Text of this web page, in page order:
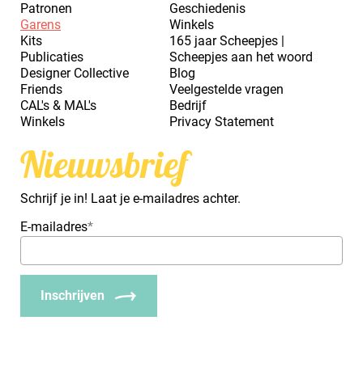
Patronen
Garens
Kits
Publicaties
Designer Collective
Friends
CAL's & MAL's
Winkels
Geschiedenis
Winkels
165 jaar Scheepjes |
Scheepjes aan het woord
Blog
Veelgestelde vragen
Bedrijf
Privacy Statement
Nieuwsbrief
Schrijf je in! Laat je e-mailadres achter.
E-mailadres*
Inschrijven